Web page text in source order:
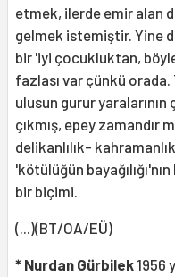
etmek, ilerde emir alan
gelmek istemiştir. Yine
bir 'iyi çocukluktan,
fazlası var çünkü orada.
ulusun gurur
çıkmış, epey zamandır
delikanlılık-
'kötülüğün
bir biçimi.
(...)(BT/OA/EÜ)
* Nurdan Gürbilek 1956